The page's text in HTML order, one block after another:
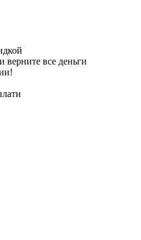
все деньги